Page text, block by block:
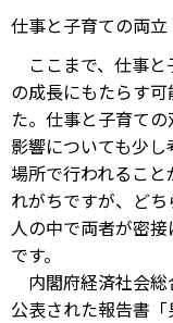
仕事と子育ての両立
ここまで、仕事
の成長にもたらす
た。仕事と子育て
影響についても少
場所で行われるこ
れがちですが、ど
人の中で両者が密
です。
内閣府経済社会総
公表された報告書